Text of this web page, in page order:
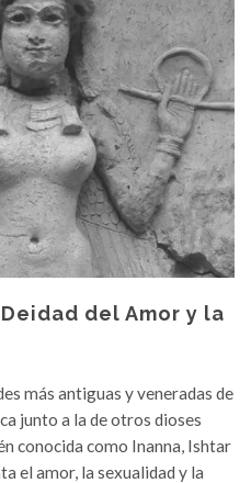
Deidad del Amor y la
más antiguas y veneradas de
junto a la de otros dioses
conocida como Inanna, Ishtar
el amor, la sexualidad y la